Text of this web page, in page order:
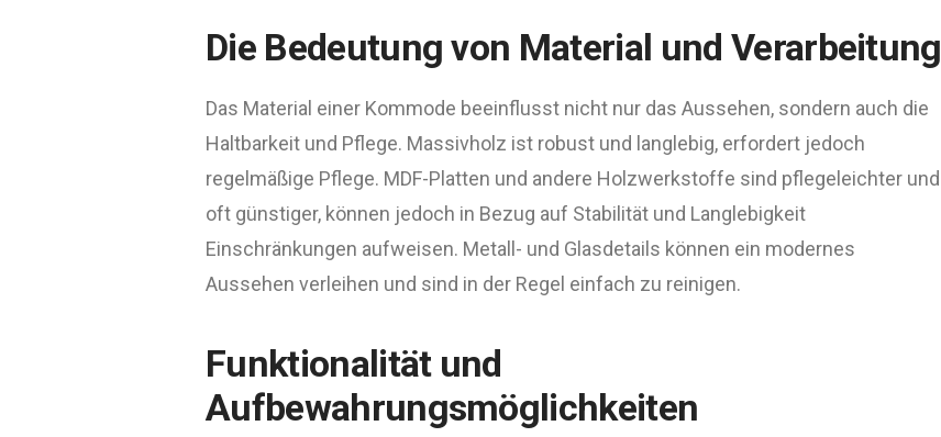
Die Bedeutung von Material und Verarbeitung
Das Material einer Kommode beeinflusst nicht nur das Aussehen, sondern auch die
Haltbarkeit und Pflege. Massivholz ist robust und langlebig, erfordert jedoch
regelmäßige Pflege. MDF-Platten und andere Holzwerkstoffe sind pflegeleichter und
oft günstiger, können jedoch in Bezug auf Stabilität und Langlebigkeit
Einschränkungen aufweisen. Metall- und Glasdetails können ein modernes
Aussehen verleihen und sind in der Regel einfach zu reinigen.
Funktionalität und
Aufbewahrungsmöglichkeiten